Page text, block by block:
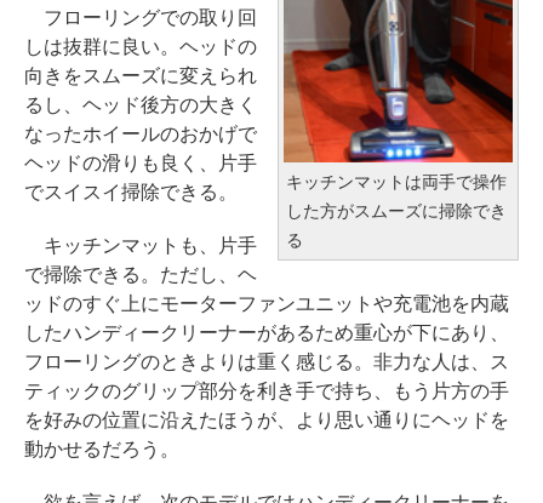
キッチンマットは両手で操作
した方がスムーズに掃除でき
る
フローリングでの取り回
しは抜群に良い。ヘッドの
向きをスムーズに変えられ
るし、ヘッド後方の大きく
なったホイールのおかげで
ヘッドの滑りも良く、片手
でスイスイ掃除できる。
キッチンマットも、片手
で掃除できる。ただし、ヘ
ッドのすぐ上にモーターファンユニットや充電池を内蔵
したハンディークリーナーがあるため重心が下にあり、
フローリングのときよりは重く感じる。非力な人は、ス
ティックのグリップ部分を利き手で持ち、もう片方の手
を好みの位置に沿えたほうが、より思い通りにヘッドを
動かせるだろう。